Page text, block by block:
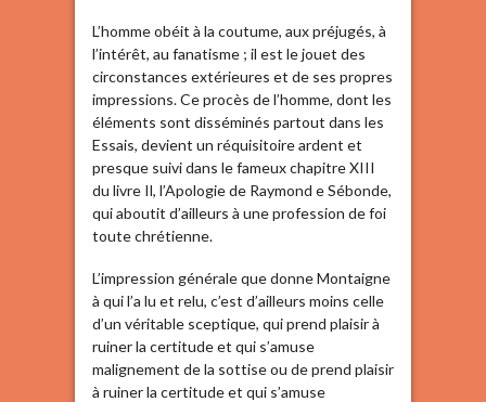
L’homme obéit à la coutume, aux préjugés, à
l’intérêt, au fanatisme ; il est le jouet des
circonstances extérieures et de ses propres
impressions. Ce procès de l’homme, dont les
éléments sont disséminés partout dans les
Essais, devient un réquisitoire ardent et
presque suivi dans le fameux chapitre XIII
du livre Il, l’Apologie de Raymond e Sébonde,
qui aboutit d’ailleurs à une profession de foi
toute chrétienne.
L’impression générale que donne Montaigne
à qui l’a lu et relu, c’est d’ailleurs moins celle
d’un véritable sceptique, qui prend plaisir à
ruiner la certitude et qui s’amuse
malignement de la sottise ou de prend plaisir
à ruiner la certitude et qui s’amuse